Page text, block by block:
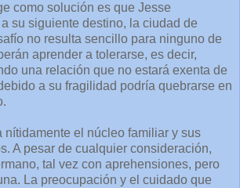
como solución es que Jesse
su siguiente destino, la ciudad de
no resulta sencillo para ninguno de
aprender a tolerarse, es decir,
una relación que no estará exenta de
a su fragilidad podría quebrarse en
nítidamente el núcleo familiar y sus
A pesar de cualquier consideración,
tal vez con aprehensiones, pero
La preocupación y el cuidado que